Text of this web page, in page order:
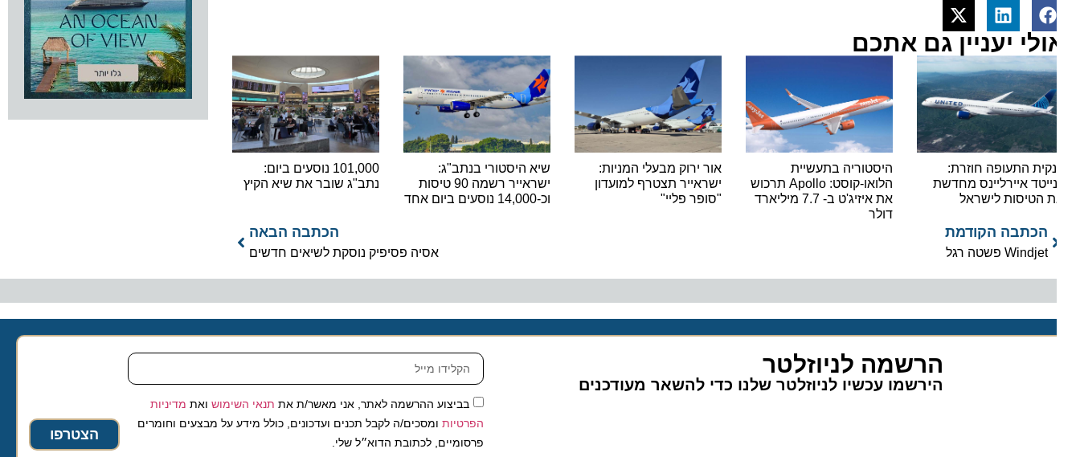
יעניין גם אתכם
התעופה חוזרת:
איירליינס מחדשת
הטיסות לישראל
היסטוריה בתעשיית
הלואו-קוסט: Apollo תרכוש
את איזיג'ט ב- 7.7 מיליארד
דולר
אור ירוק מבעלי המניות:
ישראייר תצטרף למועדון
"סופר פליי"
שיא היסטורי בנתב"ג:
ישראייר רשמה 90 טיסות
101,000 נוסעים ביום:
נתב"ג שובר את שיא הקיץ
הכתבה הקודמת
Windjet פשטה רגל
הכתבה הבאה
אסיה פסיפיק נוסקת לשיאים חדשים
הרשמה לניוזלטר
הירשמו עכשיו לניוזלטר שלנו כדי להשאר מעודכנים
בביצוע ההרשמה לאתר, אני מאשר/ת אתתנאי השימושואת מדיניות
הפרטיותומסכים/ה לקבל תכנים ועדכונים, כולל מידע על מבצעים וחומרים
פרסומיים, לכתובת הדוא״ל שלי.
הצטרפו